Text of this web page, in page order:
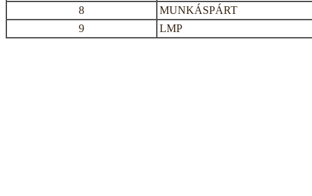
8
MUNKÁSPÁRT
9
LMP